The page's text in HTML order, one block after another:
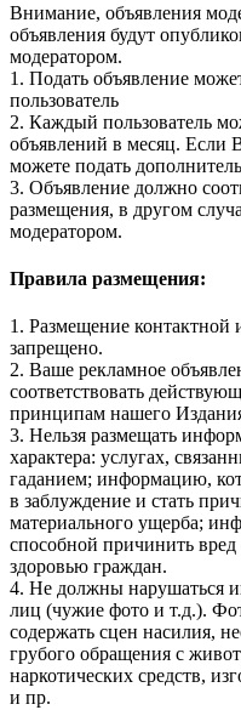
Внимание, объявления
объявления будут
модератором.
1. Подать объявление
пользователь
2. Каждый пользователь
объявлений в месяц. Если
можете подать
3. Объявление должно
размещения, в другом
модератором.
Правила размещения:
1. Размещение
запрещено.
2. Ваше рекламное
соответствовать
принципам нашего
3. Нельзя размещать
характера: услугах,
гаданием; информацию,
в заблуждение и стать
материального ущерба;
способной причинить
здоровью граждан.
4. Не должны нарушаться
лиц (чужие фото и т.д.).
содержать сцен насилия,
грубого обращения с
наркотических средств,
и пр.